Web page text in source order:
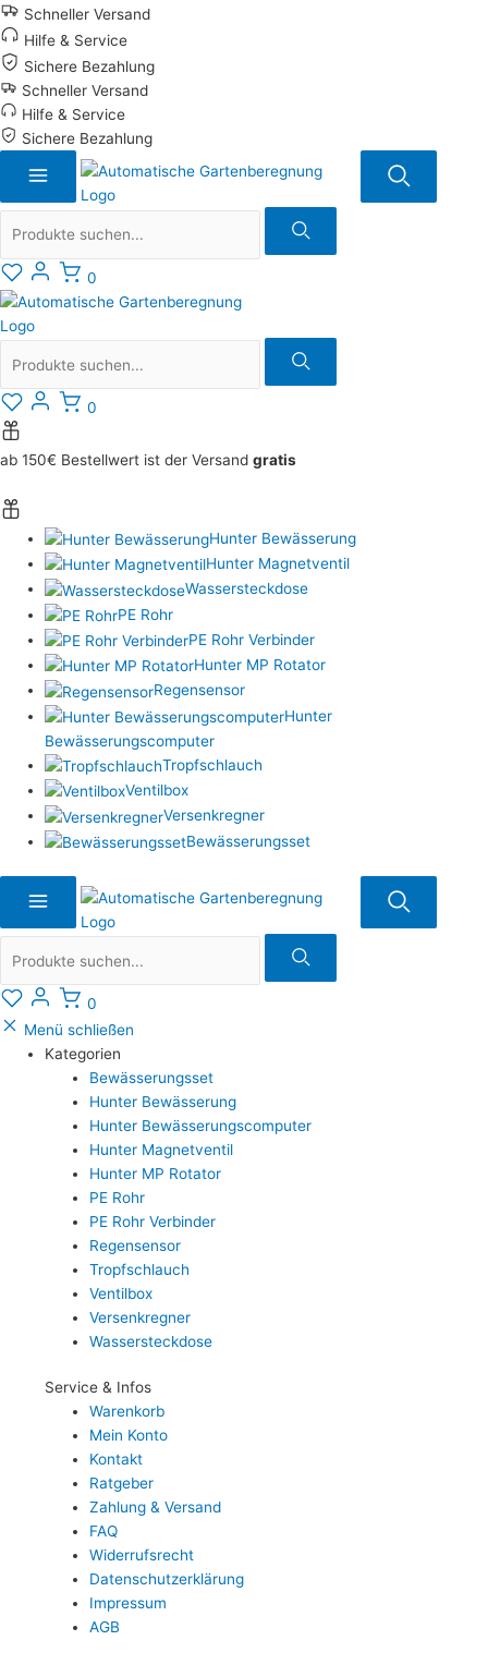
Zum
Inhalt
springen
Schneller Versand
Hilfe & Service
Sichere Bezahlung
Schneller Versand
Hilfe & Service
Sichere Bezahlung
0
0
ab 150€ Bestellwert ist der Versand gratis
Hunter Bewässerung
Hunter Magnetventil
Wassersteckdose
PE Rohr
PE Rohr Verbinder
Hunter MP Rotator
Regensensor
Hunter
Bewässerungscomputer
Tropfschlauch
Ventilbox
Versenkregner
Bewässerungsset
0
Menü schließen
Kategorien
Bewässerungsset
Hunter Bewässerung
Hunter Bewässerungscomputer
Hunter Magnetventil
Hunter MP Rotator
PE Rohr
PE Rohr Verbinder
Regensensor
Tropfschlauch
Ventilbox
Versenkregner
Wassersteckdose
Service & Infos
Warenkorb
Mein Konto
Kontakt
Ratgeber
Zahlung & Versand
FAQ
Widerrufsrecht
Datenschutzerklärung
Impressum
AGB